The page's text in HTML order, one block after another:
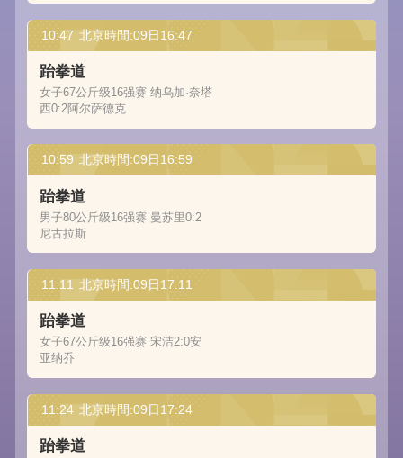
10:47 北京時間:09日16:47
跆拳道
女子67公斤级16强赛 纳乌加·奈塔
西0:2阿尔萨德克
10:59 北京時間:09日16:59
跆拳道
男子80公斤级16强赛 曼苏里0:2
尼古拉斯
11:11 北京時間:09日17:11
跆拳道
女子67公斤级16强赛 宋洁2:0安
亚纳乔
11:24 北京時間:09日17:24
跆拳道